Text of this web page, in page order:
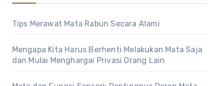
Tips Merawat Mata Rabun Secara Alami
Mengapa Kita Harus Berhenti Melakukan Mata Saja
dan Mulai Menghargai Privasi Orang Lain